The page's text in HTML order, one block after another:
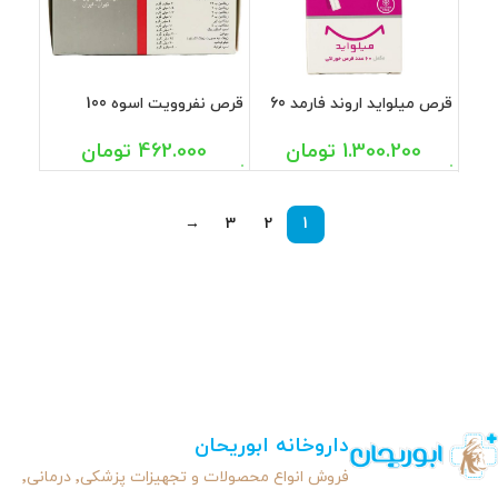
قرص میلواید اروند فارمد 60
1.300.200 تومان
قرص نفروویت اسوه 100
462.000 تومان
1
2
3
→
داروخانه ابوریحان
فروش انواع محصولات و تجهیزات پزشکی٬ درمانی٬